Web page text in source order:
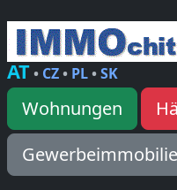
AT• CZ• PL•SK
Wohnungen